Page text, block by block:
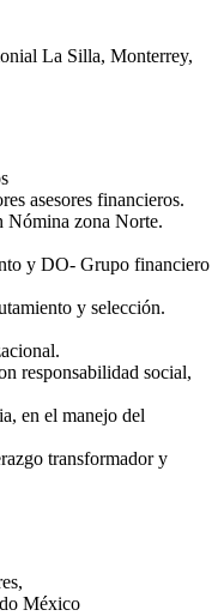
La Silla, Monterrey,
asesores financieros.
Nómina zona Norte.
y DO- Grupo financiero
y selección.
responsabilidad social,
en el manejo del
transformador y
México